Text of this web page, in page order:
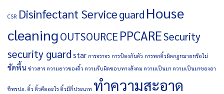
CSR Disinfectant Serviceguard House
cleaningOUTSOURCE PPCARESecurity
security guard star การจราจร การป้องกันตัว การพกดิ้วผิดกฏหมายหรือไม่
ขัดพื้น ข่าวสาร ความยาวของดิ้ว ความรับผิดชอบทางสังคม ความเป็นมา ความเป็นมาของอา
ชีพรปภ. ดิ้ว ดิ้วคืออะไร ดิ้วมีกี่ประเภท ทำความสะอาด